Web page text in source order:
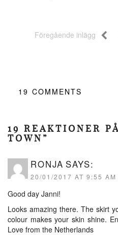
Föregående inlägg
19 COMMENTS
19 REAKTIONER
TOWN”
RONJA SAYS:
20/01/2017 AT 9:55 AM
Good day Janni!
Looks amazing there. The skirt
colour makes your skin shine.
Love from the Netherlands